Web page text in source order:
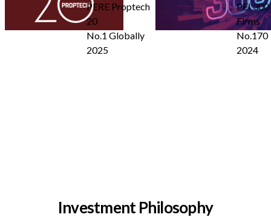
PERE Proptech
20
No.1 Globally
2025
PEI
Firms
No.170
2024
Investment Philosophy